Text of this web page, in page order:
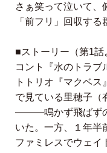
さぁ笑って泣いて、
「前フリ」回収する
■ストーリー（第1話
コント『水のトラブ
トトリオ『マクベ
で見ている里穂子
―――鳴かず飛ばずの
いた。一方、１年半
ファミレスでウェイ